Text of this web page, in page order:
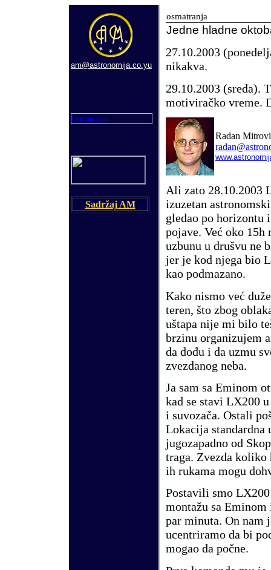
am@astronomija.co.yu
Osmatranja
Sadržaj AM
osmatranja
Jedne hladne
27.10.2003
nikakva.
29.10.2003 (sreda).
motiviračko vreme.
Radan
Ali zato 28.10.2003
izuzetan
gledao po horizontu
pojave. Već oko 15h
uzbunu u drušvu ne
jer je kod njega bio
kao podmazano.
Kako nismo već
teren, što zbog
uštapa nije mi bilo
brzinu organizujem
da dođu i da uzmu
zvezdanog neba.
Ja sam sa Eminom
kad se stavi LX200
i suvozača. Ostali
Lokacija standardna
jugozapadno od
traga. Zvezda koliko
ih rukama mogu
Postavili smo
montažu sa
par minuta. On nam
ucentriramo da bi
mogao da počne.